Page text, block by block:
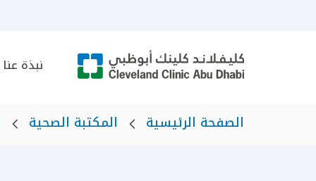
نبذة عنا
الصفحة الرئيسية المكتبة الصحية